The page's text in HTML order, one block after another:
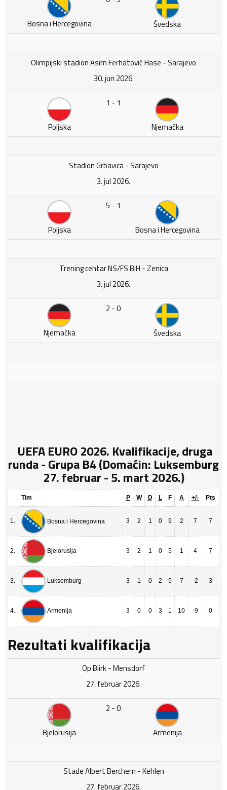
Bosna i Hercegovina Švedska
Olimpijski stadion Asim Ferhatović Hase - Sarajevo
30. jun 2026.
Poljska
1 - 1
Njemačka
Stadion Grbavica - Sarajevo
3. jul 2026.
Poljska
5 - 1
Bosna i Hercegovina
Trening centar NS/FS BiH - Zenica
3. jul 2026.
Njemačka
2 - 0
Švedska
UEFA EURO 2026. Kvalifikacije, druga
runda - Grupa B4 (Domaćin: Luksemburg
27. februar - 5. mart 2026.)
Tim P W D L F A +/- Pts
1. Bosna i Hercegovina 3 2 1 0 9 2 7 7
2. Bjelorusija 3 2 1 0 5 1 4 7
3. Luksemburg 3 1 0 2 5 7 -2 3
4. Armenija 3 0 0 3 1 10 -9 0
Rezultati kvalifikacija
Op Biirk - Mensdorf
27. februar 2026.
Bjelorusija
2 - 0
Armenija
Stade Albert Berchem - Kehlen
27. februar 2026.